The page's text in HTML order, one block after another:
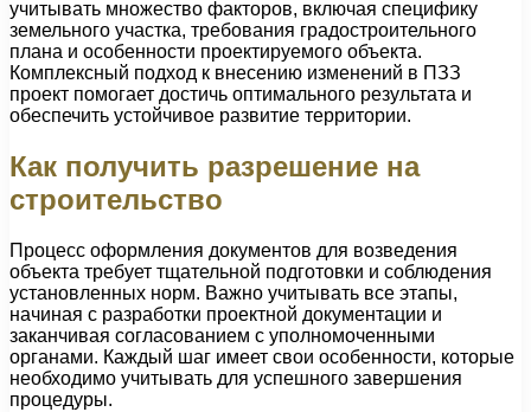
учитывать множество факторов, включая специфику
земельного участка, требования градостроительного
плана и особенности проектируемого объекта.
Комплексный подход к внесению изменений в ПЗЗ
проект помогает достичь оптимального результата и
обеспечить устойчивое развитие территории.
Как получить разрешение на
строительство
Процесс оформления документов для возведения
объекта требует тщательной подготовки и соблюдения
установленных норм. Важно учитывать все этапы,
начиная с разработки проектной документации и
заканчивая согласованием с уполномоченными
органами. Каждый шаг имеет свои особенности, которые
необходимо учитывать для успешного завершения
процедуры.